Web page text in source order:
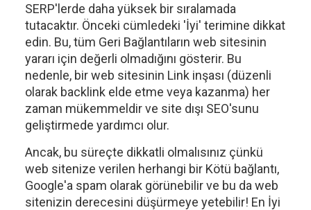
SERP'lerde daha yüksek bir sıralamada
tutacaktır. Önceki cümledeki 'İyi' terimine dikkat
edin. Bu, tüm Geri Bağlantıların web sitesinin
yararı için değerli olmadığını gösterir. Bu
nedenle, bir web sitesinin Link inşası (düzenli
olarak backlink elde etme veya kazanma) her
zaman mükemmeldir ve site dışı SEO'sunu
geliştirmede yardımcı olur.
Ancak, bu süreçte dikkatli olmalısınız çünkü
web sitenize verilen herhangi bir Kötü bağlantı,
Google'a spam olarak görünebilir ve bu da web
sitenizin derecesini düşürmeye yetebilir! En İyi